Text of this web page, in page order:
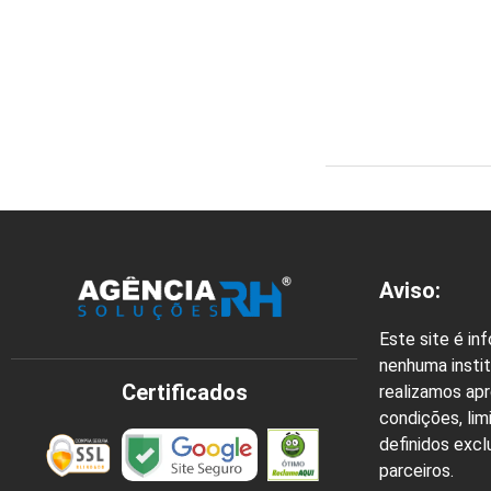
Certificados
Aviso:
Este site é
nenhuma
realizamos
condições,
definidos
parceiros.